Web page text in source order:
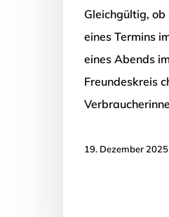
Drücken Sie Enter
Gleichgültig,
eines Termins
eines Abends
Freundeskreis
19. Dezember 2025